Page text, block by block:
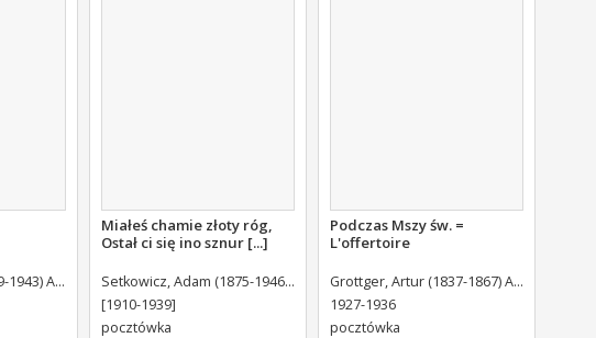
Kutew, Christo (1869-1943) Autor wzoru
Miałeś chamie złoty róg,
Ostał ci się ino sznur [...]
Setkowicz, Adam (1875-1946) Autor wzoru
[1910-1939]
pocztówka
Podczas Mszy św. =
L'offertoire
Grottger, Artur (1837-1867) Autor wzoru
1927-1936
pocztówka